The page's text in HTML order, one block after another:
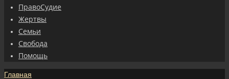
ПравоСудие
Жертвы
Семьи
Свобода
Помощь
Главная